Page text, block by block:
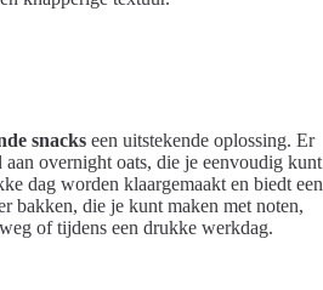
snacks een uitstekende oplossing. Er
overnight oats, die je eenvoudig kunt
dag worden klaargemaakt en biedt een
bakken, die je kunt maken met noten,
of tijdens een drukke werkdag.